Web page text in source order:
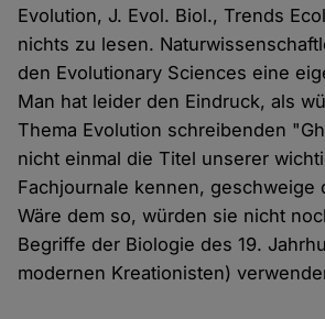
Evolution, J. Evol. Biol., Trends
nichts zu lesen.
den Evolutionary Sciences eine
Man hat leider den Eindruck, als
Thema Evolution schreibenden
nicht einmal die Titel unserer
Fachjournale kennen, geschweige
Wäre dem so, würden sie nicht
Begriffe der Biologie des 19.
modernen Kreationisten)